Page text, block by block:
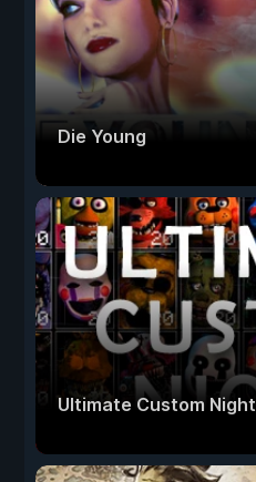
Die Young
Ultimate Custom Night